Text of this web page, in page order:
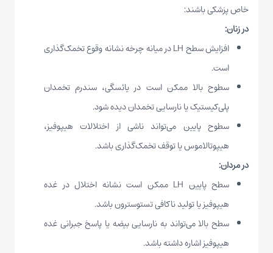
خاص پزشکی باشند:
در زنان:
افزایش سطح LH در میانه چرخه نشانه وقوع تخمک‌گذاری
است.
سطوح بالا ممکن است در یائسگی، سندرم تخمدان
پلی‌کیستیک یا نارسایی تخمدان دیده شود.
سطوح پایین می‌تواند ناشی از اختلالات هیپوفیز،
هیپوتالاموس یا توقف تخمک‌گذاری باشد.
در مردان:
سطح پایین LH ممکن است نشانه اختلال در غده
هیپوفیز یا تولید ناکافی تستوسترون باشد.
سطح بالا می‌تواند به نارسایی بیضه یا پاسخ جبرانی غده
هیپوفیز اشاره داشته باشد.